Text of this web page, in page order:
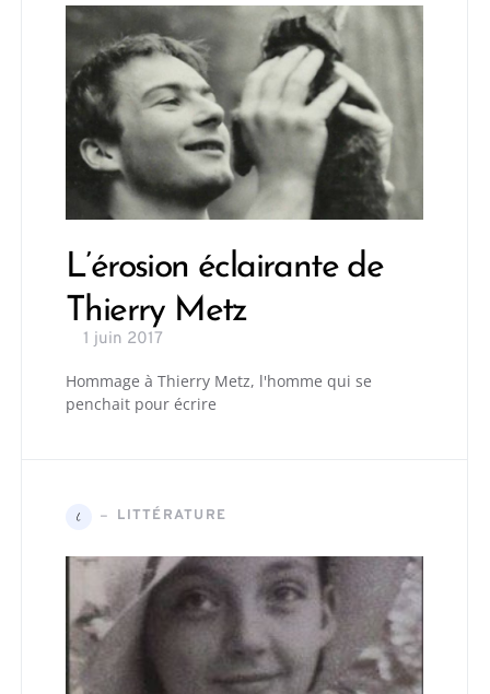
L’érosion éclairante de
Thierry Metz
1 juin 2017
Hommage à Thierry Metz, l'homme qui se
penchait pour écrire
L LITTÉRATURE